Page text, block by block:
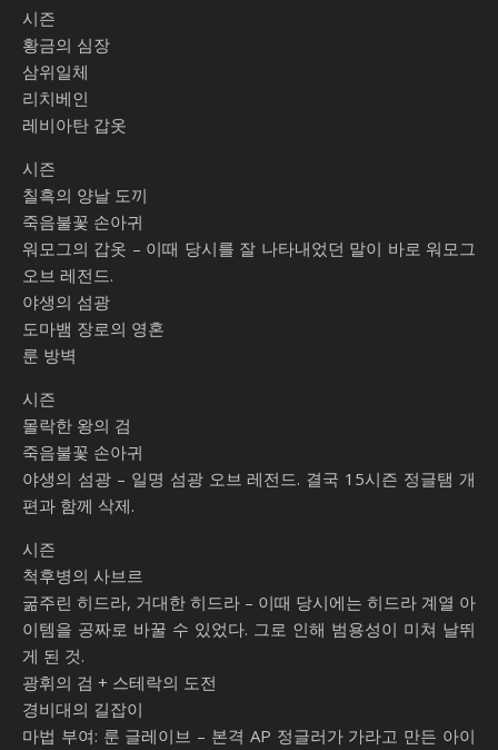
시즌
황금의 심장
삼위일체
리치베인
레비아탄 갑옷
시즌
칠흑의 양날 도끼
죽음불꽃 손아귀
워모그의 갑옷 – 이때 당시를 잘 나타내었던 말이 바로 워모그
오브 레전드.
야생의 섬광
도마뱀 장로의 영혼
룬 방벽
시즌
몰락한 왕의 검
죽음불꽃 손아귀
야생의 섬광 – 일명 섬광 오브 레전드. 결국 15시즌 정글탬 개
편과 함께 삭제.
시즌
척후병의 사브르
굶주린 히드라, 거대한 히드라 – 이때 당시에는 히드라 계열 아
이템을 공짜로 바꿀 수 있었다. 그로 인해 범용성이 미쳐 날뛰
게 된 것.
광휘의 검 + 스테락의 도전
경비대의 길잡이
마법 부여: 룬 글레이브 – 본격 AP 정글러가 가라고 만든 아이